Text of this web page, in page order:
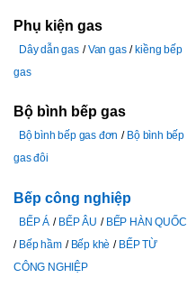
Phụ kiện gas
Dây dẫn gas Van gas
kiềng bếp
gas
Bộ bình bếp gas
Bộ bình bếp gas đơn
Bộ bình bếp
gas đôi
Bếp công nghiệp
BẾP Á BẾP ÂU
BẾP HÀN QUỐC
Bếp hầm
Bếp khè
BẾP TỪ
CÔNG NGHIỆP